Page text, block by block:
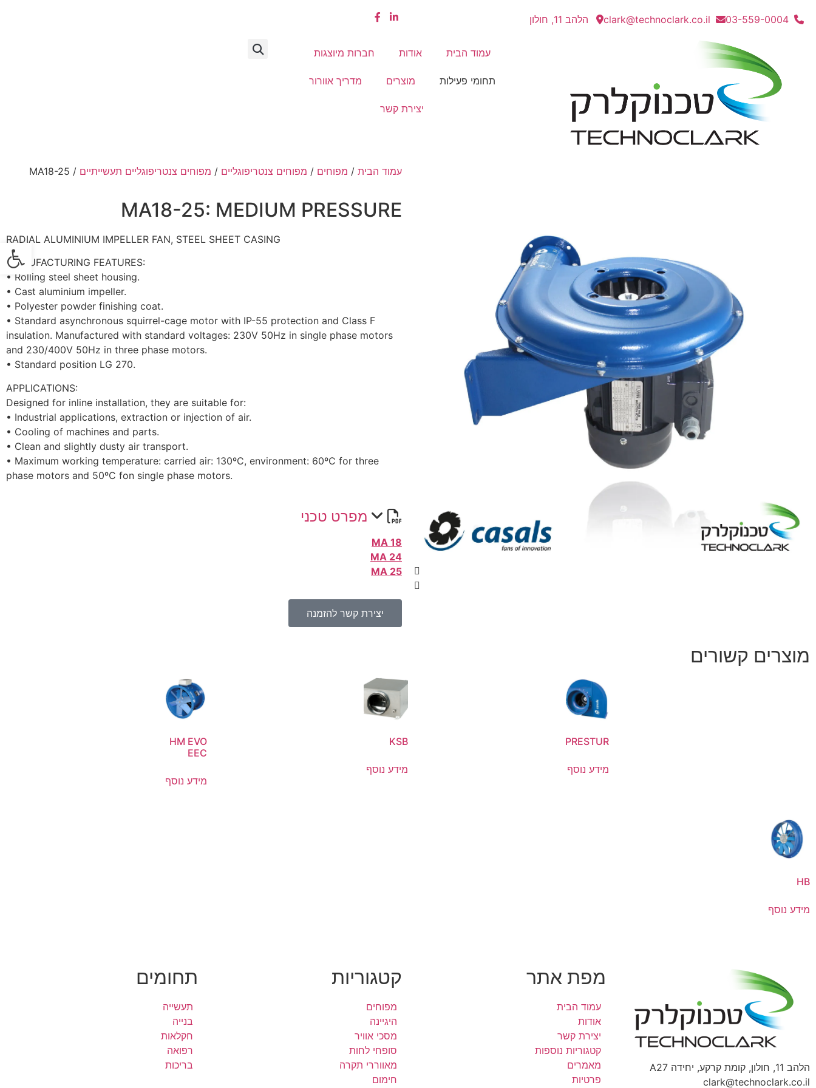
03-559-0004
clark@technoclark.co.il הלהב 11, חולון
עמוד הבית אודות חברות מיוצגות
תחומי פעילות מוצרים מדריך אוורור
יצירת קשר
עמוד הבית / מפוחים / מפוחים צנטריפוגליים / מפוחים צנטריפוגליים תעשייתיים / MA18-25
MA18-25: MEDIUM PRESSURE
RADIAL ALUMINIUM IMPELLER FAN, STEEL SHEET CASING
MANUFACTURING FEATURES:
• Rolling steel sheet housing.
• Cast aluminium impeller.
• Polyester powder finishing coat.
• Standard asynchronous squirrel-cage motor with IP-55 protection and Class F
insulation. Manufactured with standard voltages: 230V 50Hz in single phase motors
and 230/400V 50Hz in three phase motors.
• Standard position LG 270.
APPLICATIONS:
Designed for inline installation, they are suitable for:
• Industrial applications, extraction or injection of air.
• Cooling of machines and parts.
• Clean and slightly dusty air transport.
• Maximum working temperature: carried air: 130ºC, environment: 60ºC for three
phase motors and 50ºC fon single phase motors.
מפרט טכני
MA 18
MA 24
MA 25
יצירת קשר להזמנה
מוצרים קשורים
PRESTUR
מידע נוסף
KSB
מידע נוסף
HM EVO
EEC
מידע נוסף
HB
מידע נוסף
הלהב 11, חולון, קומת קרקע, יחידה A27
clark@technoclark.co.il
מפת אתר
עמוד הבית
אודות
יצירת קשר
קטגוריות נוספות
מאמרים
פרטיות
קטגוריות
מפוחים
היגיינה
מסכי אוויר
סופחי לחות
מאווררי תקרה
חימום
תחומים
תעשייה
בנייה
חקלאות
רפואה
בריכות